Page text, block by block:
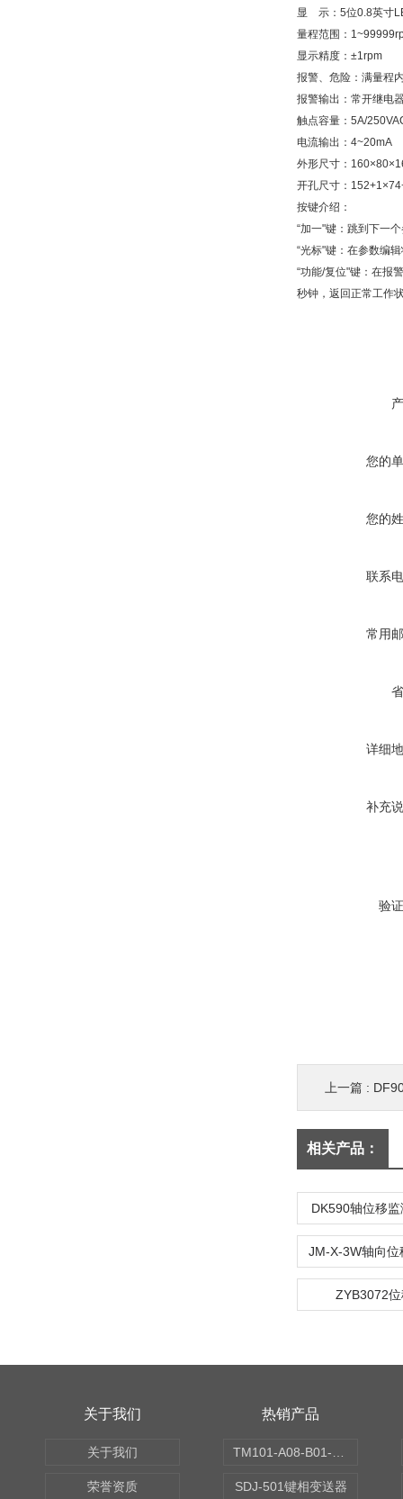
显 示：5位0.8英寸
量程范围：
显示精度：±1rpm
报警、危险：满量程
报警输出：常开继电
触点容量：5A/
电流输出：4~20mA
外形尺寸：
开孔尺寸：
按键介绍：
“加一"键：跳到下一
“光标"键：在参数编
“功能/复位"键：在报
秒钟，返回正常工作
您的
您的
联系
常用
详细
补充
验
上一篇 :
相关产品：
DK590轴位移
ZYB3072
关于我们
关于我们
荣誉资质
热销产品
SDJ-501键相变送器